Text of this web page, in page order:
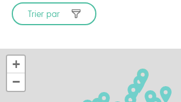
Trier par
+
−